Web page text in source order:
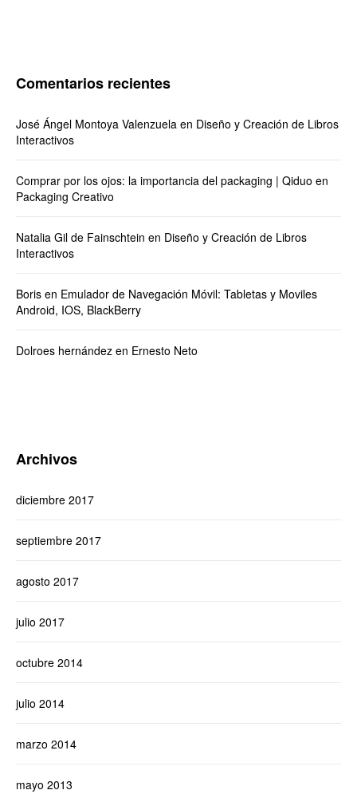
Comentarios recientes
José Ángel Montoya Valenzuela en Diseño y Creación de Libros
Interactivos
Comprar por los ojos: la importancia del packaging | Qiduo en
Packaging Creativo
Natalia Gil de Fainschtein en Diseño y Creación de Libros
Interactivos
Boris en Emulador de Navegación Móvil: Tabletas y Moviles
Android, IOS, BlackBerry
Dolroes hernández en Ernesto Neto
Archivos
diciembre 2017
septiembre 2017
agosto 2017
julio 2017
octubre 2014
julio 2014
marzo 2014
mayo 2013